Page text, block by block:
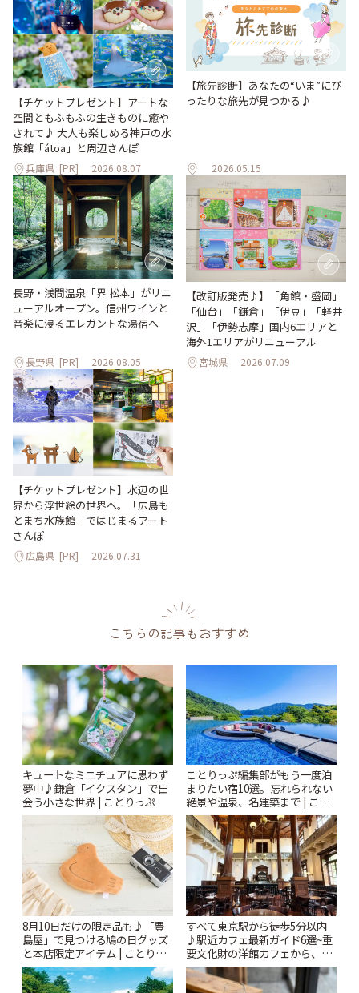
【チケットプレゼント】アートな
空間ともふもふの生きものに癒や
されて♪ 大人も楽しめる神戸の水
族館「átoa」と周辺さんぽ
兵庫県 [PR] 2026.08.07
【旅先診断】あなたの“いま”にぴ
ったりな旅先が見つかる♪
2026.05.15
長野・浅間温泉「界 松本」がリニ
ューアルオープン。信州ワインと
音楽に浸るエレガントな湯宿へ
長野県 [PR] 2026.08.05
【改訂版発売♪】「角館・盛岡」
「仙台」「鎌倉」「伊豆」「軽井
沢」「伊勢志摩」国内6エリアと
海外1エリアがリニューアル
宮城県 2026.07.09
【チケットプレゼント】水辺の世
界から浮世絵の世界へ。「広島も
とまち水族館」ではじまるアート
さんぽ
広島県 [PR] 2026.07.31
こちらの記事もおすすめ
キュートなミニチュアに思わず
夢中♪鎌倉「イクスタン」で出
会う小さな世界 | ことりっぷ
ことりっぷ編集部がもう一度泊
まりたい宿10選。忘れられない
絶景や温泉、名建築まで | こと
りっぷ
8月10日だけの限定品も♪「豊
島屋」で見つける鳩の日グッズ
と本店限定アイテム | ことりっ
ぷ
すべて東京駅から徒歩5分以内
♪駅近カフェ最新ガイド6選~重
要文化財の洋館カフェから、改
札すぐのレトロ喫茶まで~ | こと
りっぷ